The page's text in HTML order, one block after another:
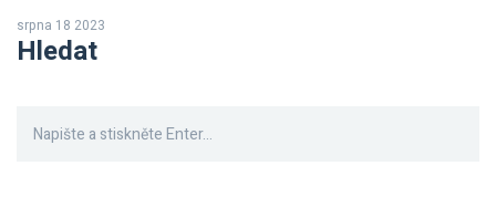
jak jí využít. Přečtěte si můj nový příspěvek a dozvíte se, na co
všechno může pomoci jedlá soda.
srpna 18 2023
Hledat